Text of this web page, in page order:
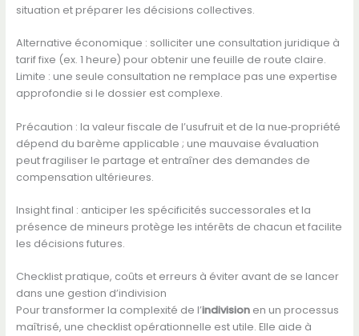
situation et préparer les décisions collectives.
Alternative économique : solliciter une consultation juridique à
tarif fixe (ex. 1 heure) pour obtenir une feuille de route claire.
Limite : une seule consultation ne remplace pas une expertise
approfondie si le dossier est complexe.
Précaution : la valeur fiscale de l’usufruit et de la nue‑propriété
dépend du barème applicable ; une mauvaise évaluation
peut fragiliser le partage et entraîner des demandes de
compensation ultérieures.
Insight final : anticiper les spécificités successorales et la
présence de mineurs protège les intérêts de chacun et facilite
les décisions futures.
Checklist pratique, coûts et erreurs à éviter avant de se lancer
dans une gestion d’indivision
Pour transformer la complexité de l’indivisionen un processus
maîtrisé, une checklist opérationnelle est utile. Elle aide à